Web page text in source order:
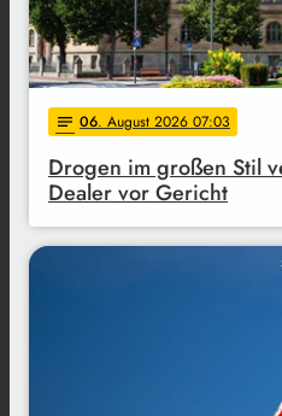
notes 06. August 2026 07:03
Drogen im großen Stil
Dealer vor Gericht